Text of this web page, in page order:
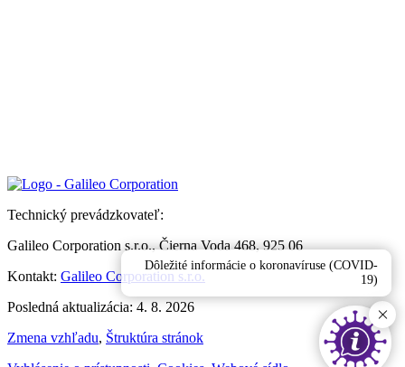
Technický prevádzkovateľ:
Galileo Corporation s.r.o., Čierna Voda 468, 925 06
Kontakt: Galileo Corporation s.r.o.
Posledná aktualizácia: 4. 8. 2026
Zmena vzhľadu, Štruktúra stránok
Dôležité informácie o koronavíruse (COVID-
19)